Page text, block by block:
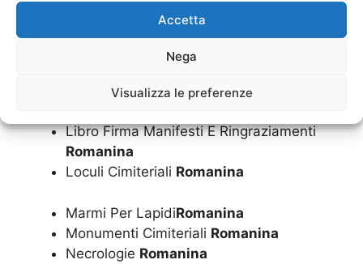
Accetta
Nega
Visualizza le preferenze
Romanina
Istruzione Operazioni Cimiteriali
LapideRomanina
Libro Firma Manifesti E Ringraziamenti
Romanina
Loculi Cimiteriali Romanina
Marmi Per LapidiRomanina
Monumenti Cimiteriali Romanina
Necrologie Romanina